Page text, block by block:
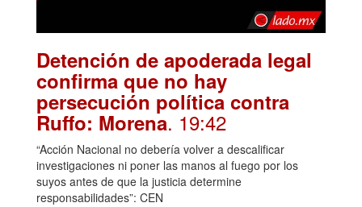
Detención de apoderada legal
confirma que no hay
persecución política contra
Ruffo: Morena. 19:42
“Acción Nacional no debería volver a descalificar
investigaciones ni poner las manos al fuego por los
suyos antes de que la justicia determine
responsabilidades”: CEN